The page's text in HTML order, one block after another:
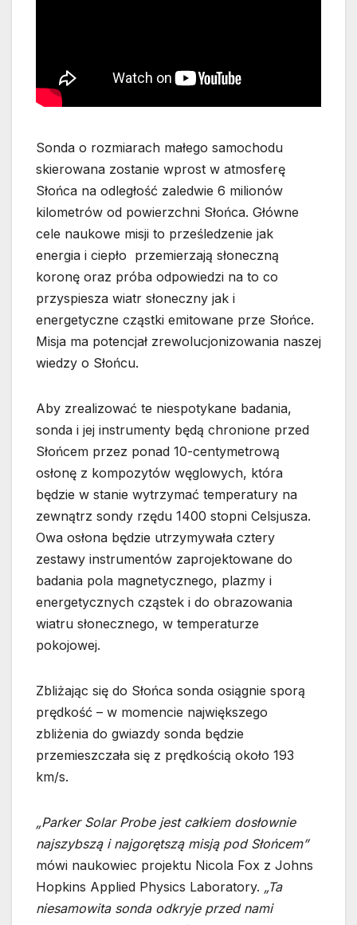
Sonda o rozmiarach małego samochodu
skierowana zostanie wprost w atmosferę
Słońca na odległość zaledwie 6 milionów
kilometrów od powierzchni Słońca. Główne
cele naukowe misji to prześledzenie jak
energia i ciepło przemierzają słoneczną
koronę oraz próba odpowiedzi na to co
przyspiesza wiatr słoneczny jak i
energetyczne cząstki emitowane prze Słońce.
Misja ma potencjał zrewolucjonizowania naszej
wiedzy o Słońcu.
Aby zrealizować te niespotykane badania,
sonda i jej instrumenty będą chronione przed
Słońcem przez ponad 10-centymetrową
osłonę z kompozytów węglowych, która
będzie w stanie wytrzymać temperatury na
zewnątrz sondy rzędu 1400 stopni Celsjusza.
Owa osłona będzie utrzymywała cztery
zestawy instrumentów zaprojektowane do
badania pola magnetycznego, plazmy i
energetycznych cząstek i do obrazowania
wiatru słonecznego, w temperaturze
pokojowej.
Zbliżając się do Słońca sonda osiągnie sporą
prędkość – w momencie największego
zbliżenia do gwiazdy sonda będzie
przemieszczała się z prędkością około 193
km/s.
„Parker Solar Probe jest całkiem dosłownie
najszybszą i najgorętszą misją pod Słońcem”
mówi naukowiec projektu Nicola Fox z Johns
Hopkins Applied Physics Laboratory. „Ta
niesamowita sonda odkryje przed nami